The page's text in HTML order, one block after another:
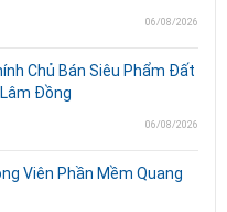
06/08/2026
Chủ Bán Siêu Phẩm Đất
Đồng
06/08/2026
Viên Phần Mềm Quang